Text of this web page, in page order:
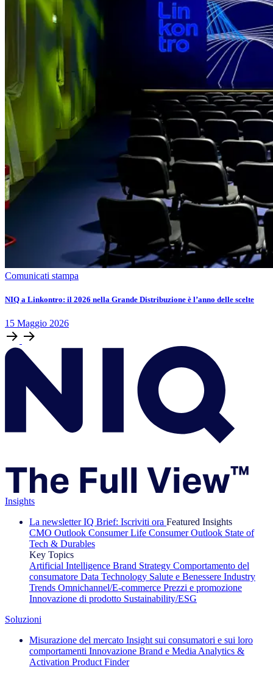
Comunicati stampa
NIQ a Linkontro: il 2026 nella Grande Distribuzione è l’anno delle scelte
15 Maggio 2026
Insights
La newsletter IQ Brief: Iscriviti ora Featured Insights
CMO Outlook Consumer Life Consumer Outlook State of
Tech & Durables
Key Topics
Artificial Intelligence Brand Strategy Comportamento del
consumatore Data Technology Salute e Benessere Industry
Trends Omnichannel/E-commerce Prezzi e promozione
Innovazione di prodotto Sustainability/ESG
Soluzioni
Misurazione del mercato Insight sui consumatori e sui loro
comportamenti Innovazione Brand e Media Analytics &
Activation Product Finder